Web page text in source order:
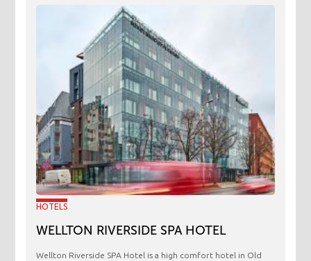
HOTELS
WELLTON RIVERSIDE SPA HOTEL
Wellton Riverside SPA Hotel is a high comfort hotel in Old